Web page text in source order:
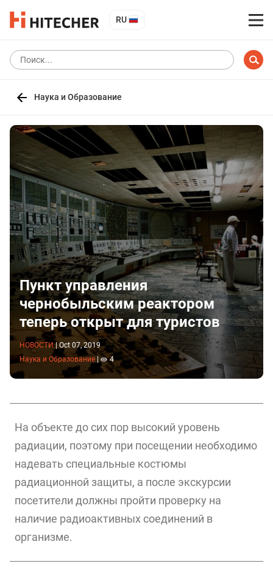
RU
Наука и Образование
Пункт управления
чернобыльским реактором
теперь открыт для туристов
НОВОСТИ | Oct 07, 2019
Наука и Образование
4
На объекте до сих пор высокий уровень
радиации, поэтому при посещении необходимо
надевать специальные костюмы
радиационной защиты, а после экскурсии
посетители должны пройти проверку на
наличие радиоактивных соединений в
организме.